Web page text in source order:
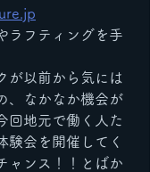
ラフティングを手
が以前から気には
、なかなか機会が
回地元で働く人た
験会を開催してく
ャンス！！とばか